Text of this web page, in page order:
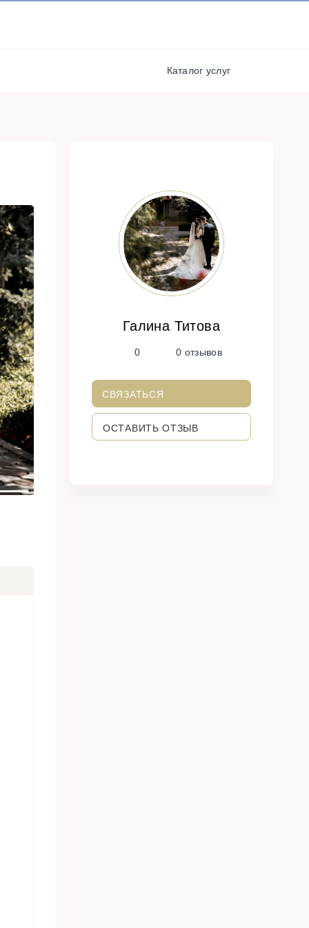
Каталог услуг
Галина Титова
0 0 отзывов
СВЯЗАТЬСЯ
ОСТАВИТЬ ОТЗЫВ